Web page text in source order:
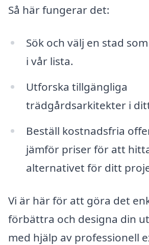
Så här fungerar det:
Sök och välj en stad som
i vår lista.
Utforska tillgängliga
trädgårdsarkitekter i
Beställ kostnadsfria
jämför priser för att
alternativet för ditt
Vi är här för att göra det
förbättra och designa din
med hjälp av professionell